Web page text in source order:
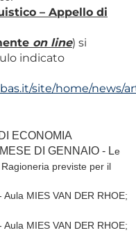
– Appello di
on line) si
indicato
site/home/news/
ECONOMIA
DI GENNAIO - Le
previste per il
MIES VAN DER RHOE;
Aula MIES VAN DER RHOE;